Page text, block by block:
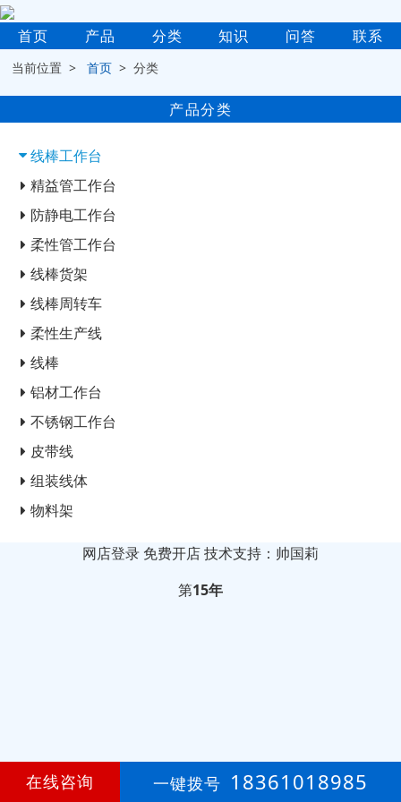
首页 产品 分类 知识 问答 联系
当前位置 >首页 > 分类
产品分类
线棒工作台
精益管工作台
防静电工作台
柔性管工作台
线棒货架
线棒周转车
柔性生产线
线棒
铝材工作台
不锈钢工作台
皮带线
组装线体
物料架
网店登录 免费开店技术支持：帅国莉
第15年
在线咨询 一键拨号 18361018985